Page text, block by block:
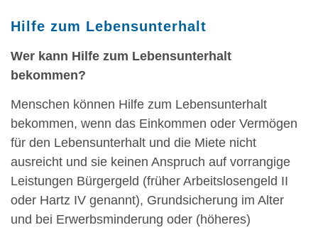
Hilfe zum Lebensunterhalt
Wer kann Hilfe zum Lebensunterhalt
bekommen?
Menschen können Hilfe zum Lebensunterhalt
bekommen, wenn das Einkommen oder Vermögen
für den Lebensunterhalt und die Miete nicht
ausreicht und sie keinen Anspruch auf vorrangige
Leistungen Bürgergeld (früher Arbeitslosengeld II
oder Hartz IV genannt), Grundsicherung im Alter
und bei Erwerbsminderung oder (höheres)